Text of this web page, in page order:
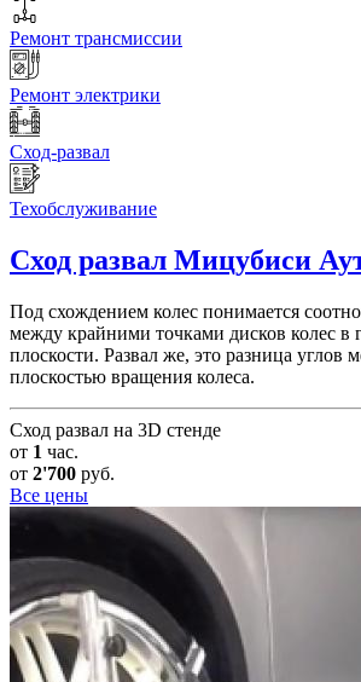
Ремонт трансмиссии
Ремонт электрики
Сход-развал
Техобслуживание
Сход развал Мицубиси
Под схождением колес понимается
между крайними точками дисков колес в
плоскости. Развал же, это разница углов
плоскостью вращения колеса.
Сход развал на 3D стенде
от 1 час.
от 2'700 руб.
Все цены